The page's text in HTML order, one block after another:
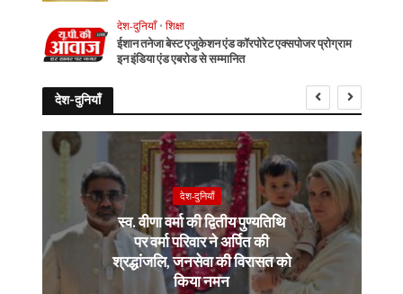
देश-दुनियाँ • शिक्षा
ईशान तनेजा बेस्ट एजुकेशन एंड कॉरपोरेट एक्सपोजर प्रोग्राम
इन इंडिया एंड एबरोड से सम्मानित
देश-दुनियाँ
देश-दुनियाँ
स्व. वीणा वर्मा की द्वितीय पुण्यतिथि
पर वर्मा परिवार ने अर्पित की
श्रद्धांजलि, जनसेवा की विरासत को
किया नमन